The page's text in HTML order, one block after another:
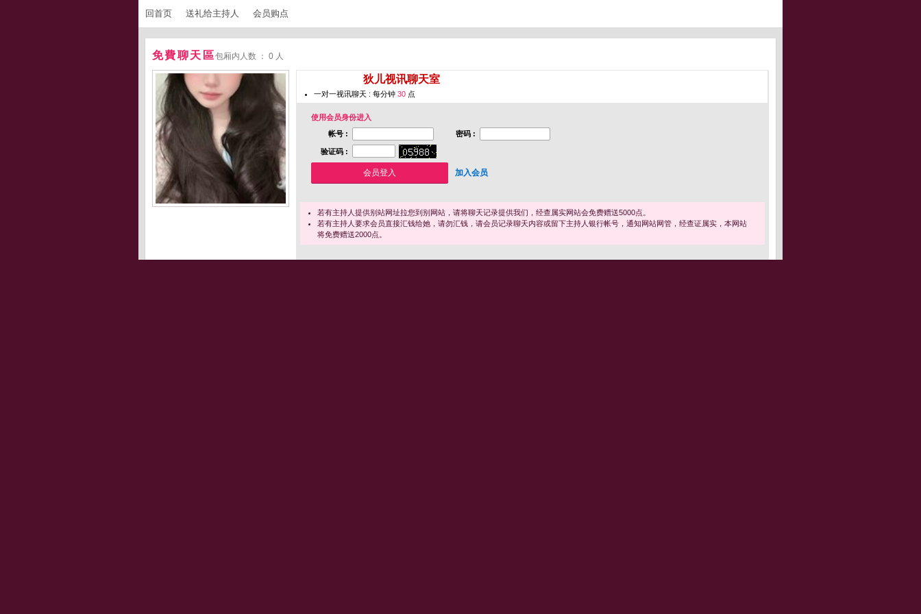
回首页 送礼给主持人 会员购点
免費聊天區包厢内人数 ： 0 人
狄儿视讯聊天室
一对一视讯聊天 : 每分钟 30 点
使用会员身份进入
帐号 :
密码 :
验证码 :
加入会员
若有主持人提供别站网址拉您到别网站，请将聊天记录提供我们，经查属实网站会免费赠送5000点。
若有主持人要求会员直接汇钱给她，请勿汇钱，请会员记录聊天内容或留下主持人银行帐号，通知网站网管，经查证属实，本网站
将免费赠送2000点。